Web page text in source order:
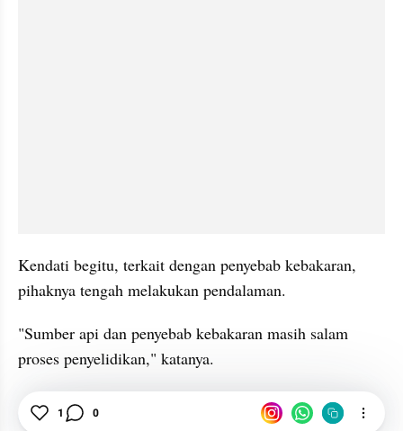
Kendati begitu, terkait dengan penyebab kebakaran,
pihaknya tengah melakukan pendalaman.
"Sumber api dan penyebab kebakaran masih salam
proses penyelidikan," katanya.
Pertamina
Kebakaran
1 0